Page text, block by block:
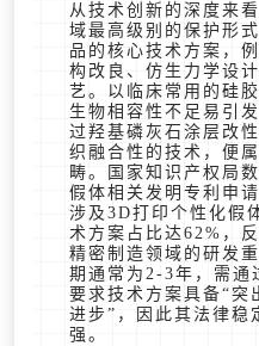
从技术创新的深度来
域最高级别的保护形
品的核心技术方案，
构改良、仿生力学设
艺。以临床常用的硅
生物相容性不足易引
过羟基磷灰石涂层改
织融合性的技术，便
畴。国家知识产权局
假体相关发明专利申
涉及3D打印个性化假
术方案占比达62%，
精密制造领域的研发
期通常为2-3年，需通
要求技术方案具备“突
进步”，因此其法律稳
强。